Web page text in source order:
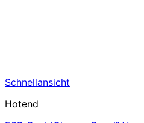
Schnellansicht
Hotend